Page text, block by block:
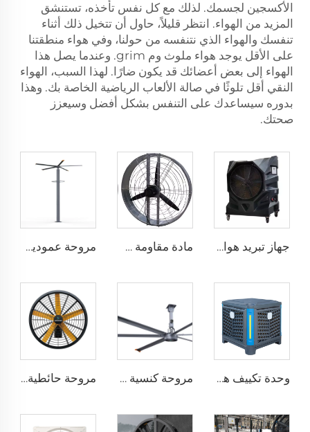
الأكسجين لجسمك. لذلك مع كل نفس تأخذه، تستنشق
المزيد من الهواء. انتظر قليلاً، حاول أن تتخيل ذلك أثناء
تنفسك والهواء الذي نتنفسه من حولنا، وفي هواء منطقتنا
على الأقل يوجد هواء ملوث وم grim. وعندما يصل هذا
الهواء إلى بعض أعضائك قد يكون ضارًا. لهذا السبب، الهواء
النقي أقل تلوثًا في صالة الألعاب الرياضية الخاصة بك. وهذا
بدوره سيساعدك على التنفس بشكل أفضل وسيعزز
صحتك.
جهاز تبريد هواء بخاري محمول صناعي بقوة 750 واط مادة مقاومة طويلة الأمد بسعر مصنع عالي الجودة 950 مم مروحة تهوية جدارية دائرية لمزرعة الأبقار مروحة عمودية عملاقة بمحرك Pmsm بطول 12 قدمًا و3.7 مترًا مزودة برذاذ عالي السرعة ومروحة ضباب عمودية
وحدة تكييف هواء تبخيرية بيئية صناعية للمستخدم الخارجي مثبتة على الحائط وتبريد المياه مروحة كنسية مقاس 24 قدم HVLS 7.3 متر مروحة سقف صناعية كهربائية كبيرة للتهوية مروحة حائطية بسرعة عالية مراوح صناعية مستقرة على الحائط بسرعة عالية لمخازن المستودعات